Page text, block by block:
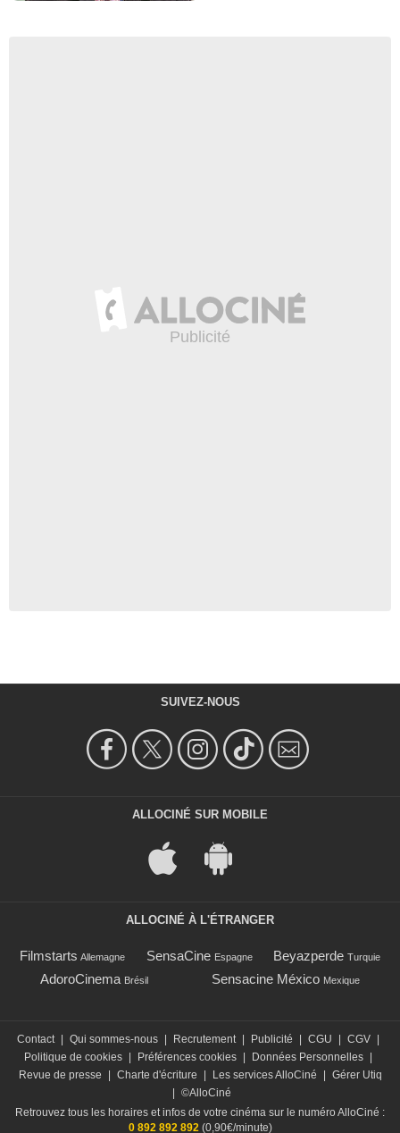
SUIVEZ-NOUS
ALLOCINÉ SUR MOBILE
ALLOCINÉ À L'ÉTRANGER
Filmstarts Allemagne SensaCine Espagne Beyazperde Turquie
AdoroCinema Brésil Sensacine México Mexique
Contact | Qui sommes-nous | Recrutement | Publicité | CGU | CGV |
Politique de cookies | Préférences cookies | Données Personnelles |
Revue de presse
| Charte d'écriture | Les services AlloCiné | Gérer Utiq
| ©AlloCiné
Retrouvez tous les horaires et infos de votre cinéma sur le numéro AlloCiné :
0 892 892 892 (0,90€/minute)